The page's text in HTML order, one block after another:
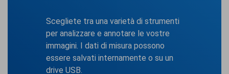
Scegliete tra una varietà di strumenti
per analizzare e annotare le vostre
immagini. I dati di misura possono
essere salvati internamente o su un
drive USB.